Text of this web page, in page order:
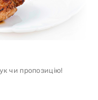
чи пропозицію!